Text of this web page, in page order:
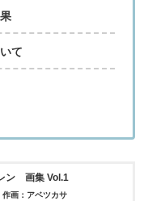
て
ン 画集 Vol.1
画：アベツカサ